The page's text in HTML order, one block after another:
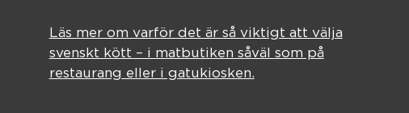
Läs mer om varför det är så viktigt att välja
svenskt kött – i matbutiken såväl som på
restaurang eller i gatukiosken.